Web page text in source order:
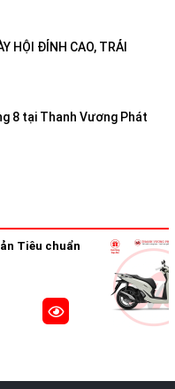
đuôi xe tinh
hậu LED 2 tầng nổi bật
gọn đầy phong cách,
HỘI ĐỈNH CAO, TRẢI
8 tại Thanh Vương Phát
Tiêu chuẩn